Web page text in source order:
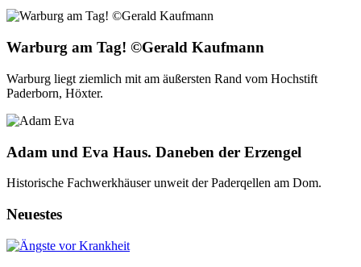
Warburg am Tag! ©Gerald Kaufmann
Warburg liegt ziemlich mit am äußersten Rand vom Hochstift
Paderborn, Höxter.
Adam und Eva Haus. Daneben der Erzengel
Historische Fachwerkhäuser unweit der Paderqellen am Dom.
Neuestes